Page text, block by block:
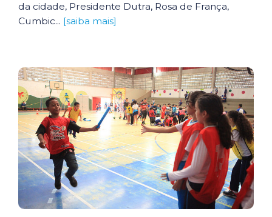
da cidade, Presidente Dutra, Rosa de França,
Cumbic... [saiba mais]